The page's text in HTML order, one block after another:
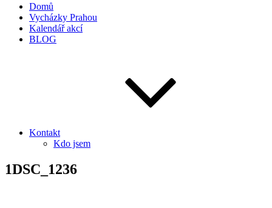
Domů
Vycházky Prahou
Kalendář akcí
BLOG
Kontakt
Kdo jsem
1DSC_1236